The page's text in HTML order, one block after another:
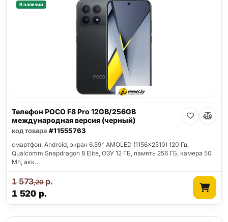
В наличии
Телефон POCO F8 Pro 12GB/256GB
международная версия (черный)
код товара #11555763
смартфон, Android, экран 6.59" AMOLED (1156x2510) 120 Гц,
Qualcomm Snapdragon 8 Elite, ОЗУ 12 ГБ, память 256 ГБ, камера 50
Мп, акк…
1 520 р.
1 573,20р.